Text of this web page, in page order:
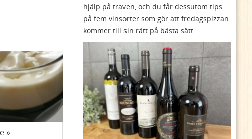
hjälp på traven, och du får dessutom tips
på fem vinsorter som gör att fredagspizzan
kommer till sin rätt på bästa sätt.